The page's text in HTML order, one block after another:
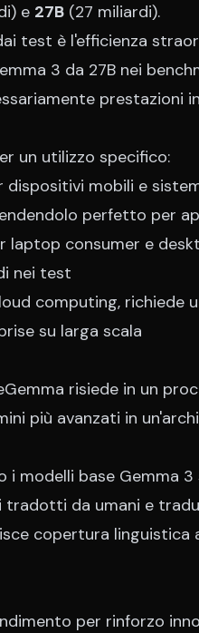
e 27B (27 miliardi).
test è l'efficienza
3 da 27B nei
prestazioni
un utilizzo specifico:
mobili e
perfetto per
laptop consumer e
nei test
computing, richiede
su larga scala
risiede in un
più avanzati in
i modelli base Gemma
tradotti da umani e
copertura
per rinforzo